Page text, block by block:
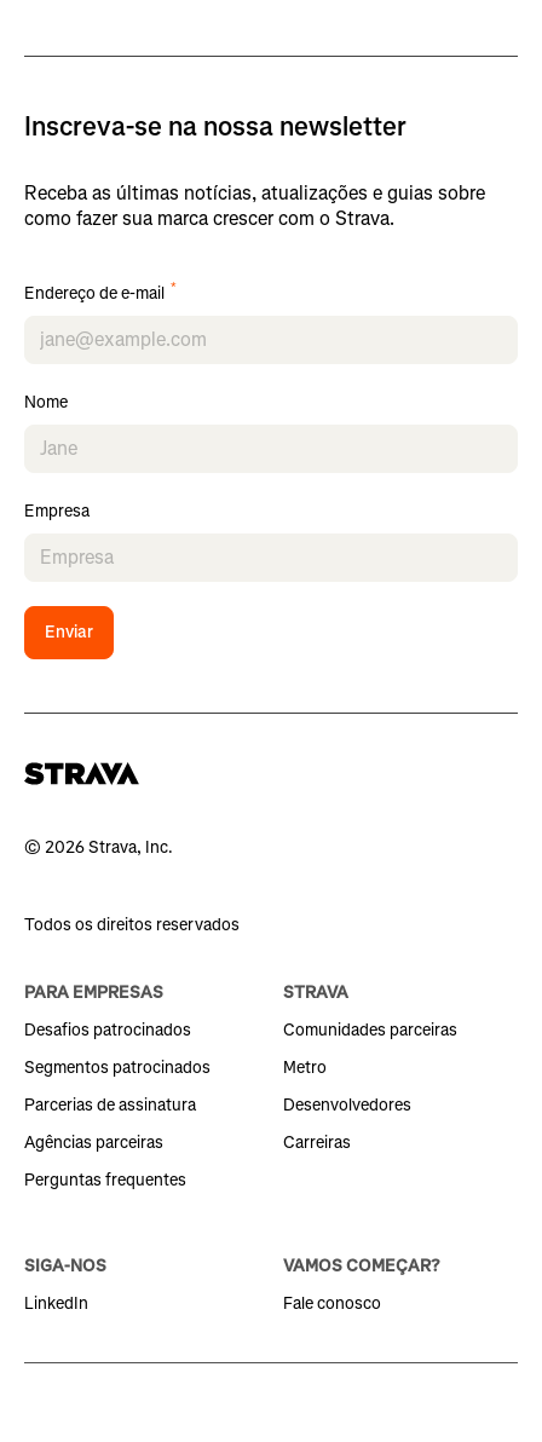
Inscreva-se na nossa newsletter
Receba as últimas notícias, atualizações e guias sobre
como fazer sua marca crescer com o Strava.
Endereço de e-mail *
Nome
Empresa
Enviar
© 2026 Strava, Inc.
Todos os direitos reservados
PARA EMPRESAS
Desafios patrocinados
Segmentos patrocinados
Parcerias de assinatura
Agências parceiras
Perguntas frequentes
STRAVA
Comunidades parceiras
Metro
Desenvolvedores
Carreiras
SIGA-NOS
LinkedIn
VAMOS COMEÇAR?
Fale conosco